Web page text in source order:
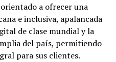
a ofrecer una
e inclusiva, apalancada
de clase mundial y la
del país, permitiendo
para sus clientes.